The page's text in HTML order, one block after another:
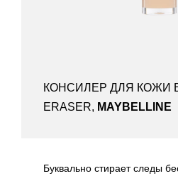
КОНСИЛЕР ДЛЯ КОЖИ
ERASER, MAYBELLINE
Буквально стирает следы